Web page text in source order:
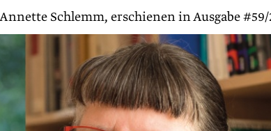
Schlemm, erschienen in Ausgabe